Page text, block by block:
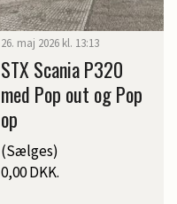
26. maj 2026 kl. 13:13
STX Scania P320
med Pop out og Pop
op
(Sælges)
0,00 DKK.